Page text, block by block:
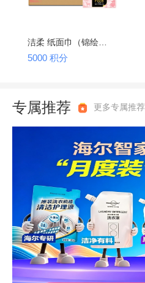
5000 积分
专属推荐 更多专属推荐